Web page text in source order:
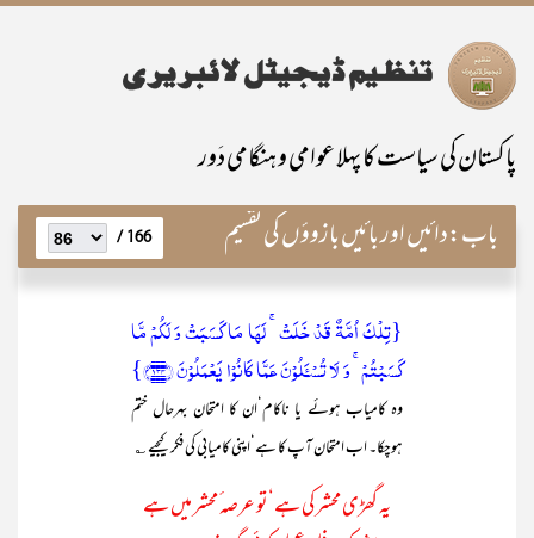
پاکستان کی سیاست کا پہلا عوامی و ہنگامی دَور
باب:دائیں اور بائیں بازوؤں کی تقسیم 166 /
{تِلۡکَ اُمَّۃٌ قَدۡ خَلَتۡ ۚ لَہَا مَا کَسَبَتۡ وَ لَکُمۡ مَّا
کَسَبۡتُمۡ ۚ وَ لَا تُسۡـَٔلُوۡنَ عَمَّا کَانُوۡا یَعۡمَلُوۡنَ ﴿۱۳۴﴾}
وہ کامیاب ہوئے یا ناکام‘ان کا امتحان بہرحال ختم
ہوچکا۔ اب امتحان آپ کا ہے‘اپنی کامیابی کی فکر کیجیے ؎
یہ گھڑی محشر کی ہے‘تو عرصہ ٔمحشر میں ہے